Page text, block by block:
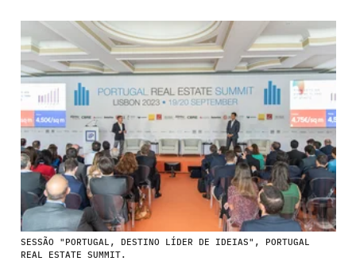
SESSÃO "PORTUGAL, DESTINO LÍDER DE IDEIAS", PORTUGAL
REAL ESTATE SUMMIT.